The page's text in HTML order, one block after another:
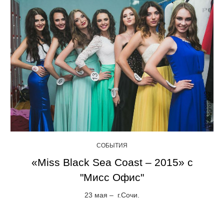
СОБЫТИЯ
«Miss Black Sea Coast – 2015» с
"Мисс Офис"
23 мая – г.Сочи.